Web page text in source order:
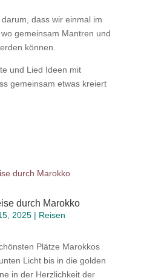
dass wir einmal im
gemeinsam Mantren und
können.
und Lied Ideen mit
gemeinsam etwas kreiert
durch Marokko
2025| Reisen
Plätze Marokkos
Licht bis in die golden
in der Herzlichkeit der